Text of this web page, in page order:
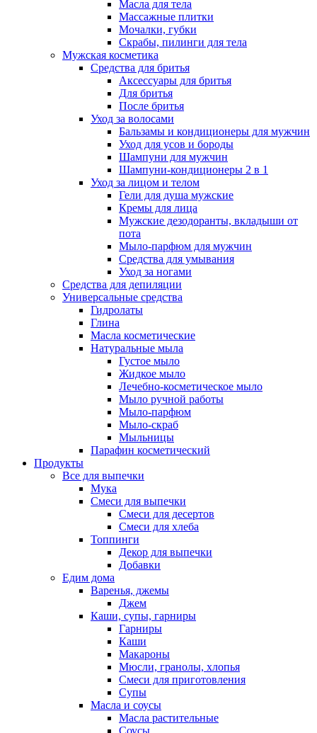
Масла для тела
Массажные плитки
Мочалки, губки
Скрабы, пилинги для тела
Мужская косметика
Средства для бритья
Аксессуары для бритья
Для бритья
После бритья
Уход за волосами
Бальзамы и кондиционеры для мужчин
Уход для усов и бороды
Шампуни для мужчин
Шампуни-кондиционеры 2 в 1
Уход за лицом и телом
Гели для душа мужские
Кремы для лица
Мужские дезодоранты, вкладыши от
пота
Мыло-парфюм для мужчин
Средства для умывания
Уход за ногами
Средства для депиляции
Универсальные средства
Гидролаты
Глина
Масла косметические
Натуральные мыла
Густое мыло
Жидкое мыло
Лечебно-косметическое мыло
Мыло ручной работы
Мыло-парфюм
Мыло-скраб
Мыльницы
Парафин косметический
Продукты
Все для выпечки
Мука
Смеси для выпечки
Смеси для десертов
Смеси для хлеба
Топпинги
Декор для выпечки
Добавки
Едим дома
Варенья, джемы
Джем
Каши, супы, гарниры
Гарниры
Каши
Макароны
Мюсли, гранолы, хлопья
Смеси для приготовления
Супы
Масла и соусы
Масла растительные
Соусы